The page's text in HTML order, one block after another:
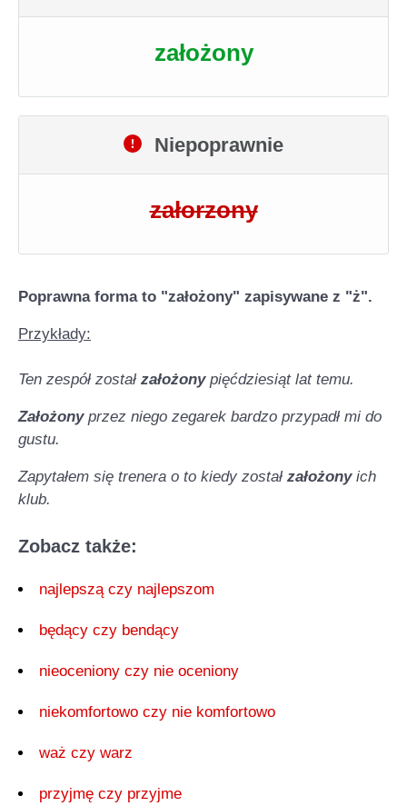
założony
Niepoprawnie
załorzony
Poprawna forma to "założony" zapisywane z "ż".
Przykłady:
Ten zespół został założony pięćdziesiąt lat temu.
Założony przez niego zegarek bardzo przypadł mi do
gustu.
Zapytałem się trenera o to kiedy został założony ich
klub.
Zobacz także:
najlepszą czy najlepszom
będący czy bendący
nieoceniony czy nie oceniony
niekomfortowo czy nie komfortowo
waż czy warz
przyjmę czy przyjme